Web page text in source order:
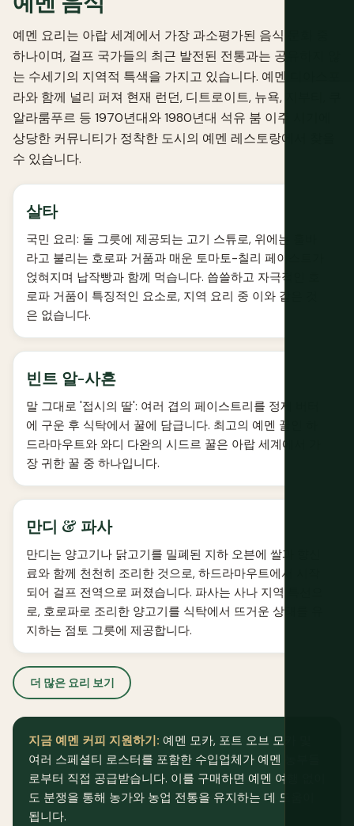
예멘 요리는 아랍 세계에서 가장 과소평가된 음식 문화 중
하나이며, 걸프 국가들의 최근 발전된 전통과는 공유하지 않
는 수세기의 지역적 특색을 가지고 있습니다. 예멘 디아스포
라와 함께 널리 퍼져 현재 런던, 디트로이트, 뉴욕, 지부티, 쿠
알라룸푸르 등 1970년대와 1980년대 석유 붐 이주 시기에
상당한 커뮤니티가 정착한 도시의 예멘 레스토랑에서 찾을
수 있습니다.
살타
국민 요리: 돌 그릇에 제공되는 고기 스튜로, 위에는 훌바
라고 불리는 호로파 거품과 매운 토마토-칠리 페이스트가
얹혀지며 납작빵과 함께 먹습니다. 씁쓸하고 자극적인 호
로파 거품이 특징적인 요소로, 지역 요리 중 이와 같은 것
은 없습니다.
빈트 알-사흔
말 그대로 '접시의 딸': 여러 겹의 페이스트리를 정제 버터
에 구운 후 식탁에서 꿀에 담급니다. 최고의 예멘 꿀인 하
드라마우트와 와디 다완의 시드르 꿀은 아랍 세계에서 가
장 귀한 꿀 중 하나입니다.
만디 & 파사
만디는 양고기나 닭고기를 밀폐된 지하 오븐에 쌀과 향신
료와 함께 천천히 조리한 것으로, 하드라마우트에서 시작
되어 걸프 전역으로 퍼졌습니다. 파사는 사나 지역 특선으
로, 호로파로 조리한 양고기를 식탁에서 뜨거운 상태를 유
지하는 점토 그릇에 제공합니다.
더 많은 요리 보기
지금 예멘 커피 지원하기: 예멘 모카, 포트 오브 모카 및
여러 스페셜티 로스터를 포함한 수입업체가 예멘 농부들
로부터 직접 공급받습니다. 이를 구매하면 예멘 여행 없이
도 분쟁을 통해 농가와 농업 전통을 유지하는 데 도움이
됩니다.